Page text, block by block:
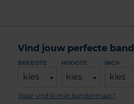
Vind jouw perfecte band
BREEDTE
kies
HOOGTE
kies
INCH
kies
Waar vind ik mijn bandenmaat?